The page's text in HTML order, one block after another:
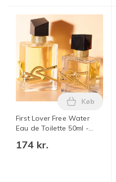
First Lover Free Water
Eau de Toilette 50ml -
174 kr.
Læg First
Køb